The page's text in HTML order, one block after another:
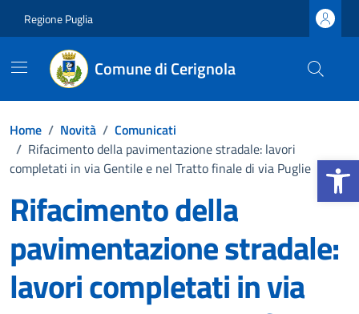
Apri la
Regione Puglia
Comune di Cerignola
Home / Novità / Comunicati
/ Rifacimento della pavimentazione stradale: lavori
completati in via Gentile e nel Tratto finale di via Puglie
Rifacimento della
pavimentazione stradale:
lavori completati in via